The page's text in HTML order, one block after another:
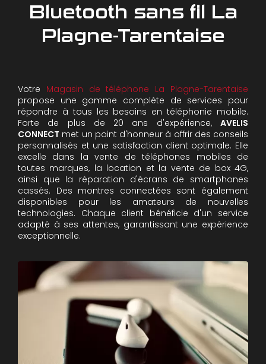
Bluetooth sans fil La
Plagne-Tarentaise
Votre Magasin de téléphone La Plagne-Tarentaise
propose une gamme complète de services pour
répondre à tous les besoins en téléphonie mobile.
Forte de plus de 20 ans d'expérience, AVELIS
CONNECT met un point d'honneur à offrir des conseils
personnalisés et une satisfaction client optimale. Elle
excelle dans la vente de téléphones mobiles de
toutes marques, la location et la vente de box 4G,
ainsi que la réparation d'écrans de smartphones
cassés. Des montres connectées sont également
disponibles pour les amateurs de nouvelles
technologies. Chaque client bénéficie d'un service
adapté à ses attentes, garantissant une expérience
exceptionnelle.